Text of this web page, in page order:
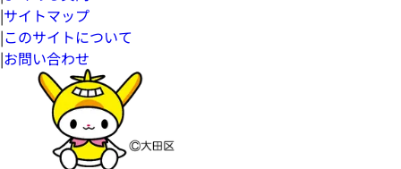
|サイトマップ
|このサイトについて
|お問い合わせ